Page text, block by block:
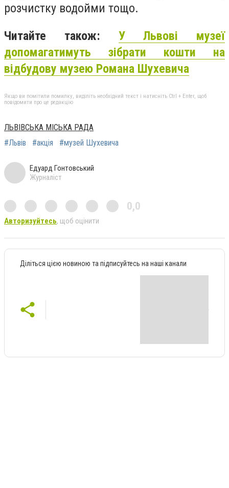
розчистку водойми тощо.
Читайте також: У Львові музеї
допомагатимуть зібрати кошти на
відбудову музею Романа Шухевича
Якщо ви помітили помилку, виділіть необхідний текст і натисніть Ctrl + Enter, щоб
повідомити про це редакцію
ЛЬВІВСЬКА МІСЬКА РАДА
#Львів
#акція #музей Шухевича
Едуард Гонтовський
Журналіст
0,0
Авторизуйтесь, щоб оцінити
Діліться цією новиною та підписуйтесь на наші канали